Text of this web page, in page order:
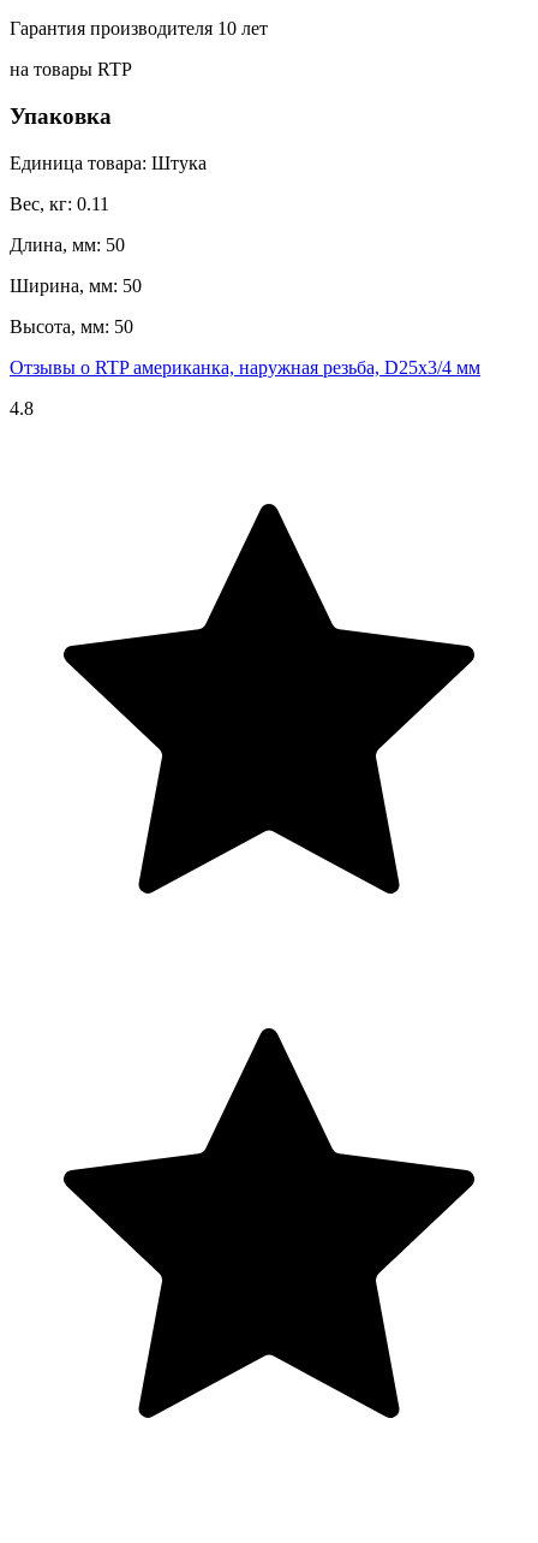
Гарантия производителя 10 лет
на товары RTP
Упаковка
Единица товара: Штука
Вес, кг: 0.11
Длина, мм: 50
Ширина, мм: 50
Высота, мм: 50
Отзывы о RTP американка, наружная резьба, D25х3/4 мм
4.8